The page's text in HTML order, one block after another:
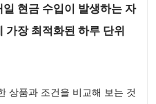
현금 수입이 발생하는 자
가장 최적화된 하루 단위
상품과 조건을 비교해 보는 것